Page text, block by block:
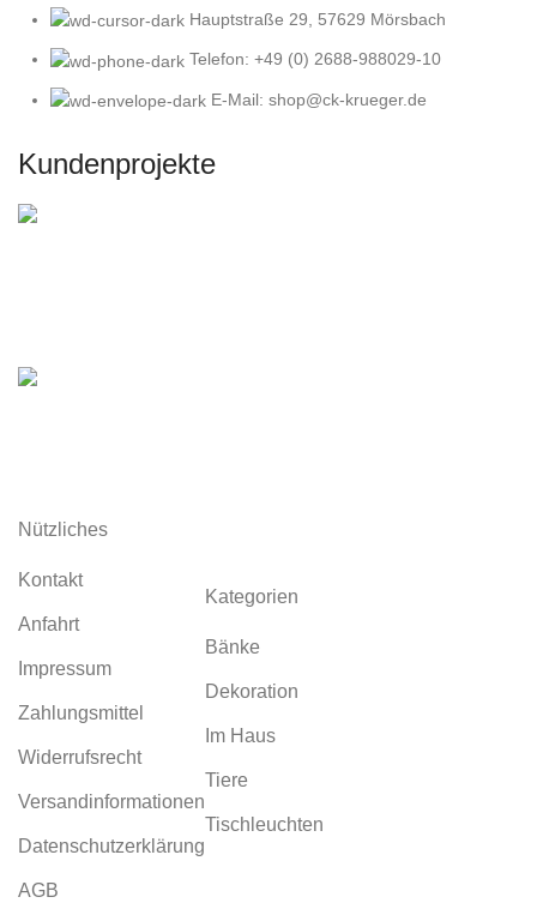
Hauptstraße 29, 57629 Mörsbach
Telefon: +49 (0) 2688-988029-10
E-Mail: shop@ck-krueger.de
Kundenprojekte
Nützliches
Kontakt
Anfahrt
Impressum
Zahlungsmittel
Widerrufsrecht
Versandinformationen
Datenschutzerklärung
AGB
Kategorien
Bänke
Dekoration
Im Haus
Tiere
Tischleuchten